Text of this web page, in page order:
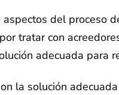
del proceso
tratar con
adecuada para
la solución